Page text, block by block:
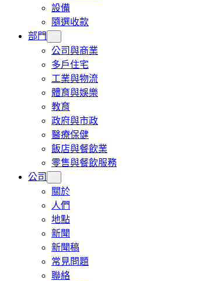
設備
隨選收款
部門
公司與商業
多戶住宅
工業與物流
體育與娛樂
教育
政府與市政
醫療保健
飯店與餐飲業
零售與餐飲服務
公司
關於
人們
地點
新聞
新聞稿
常見問題
聯絡